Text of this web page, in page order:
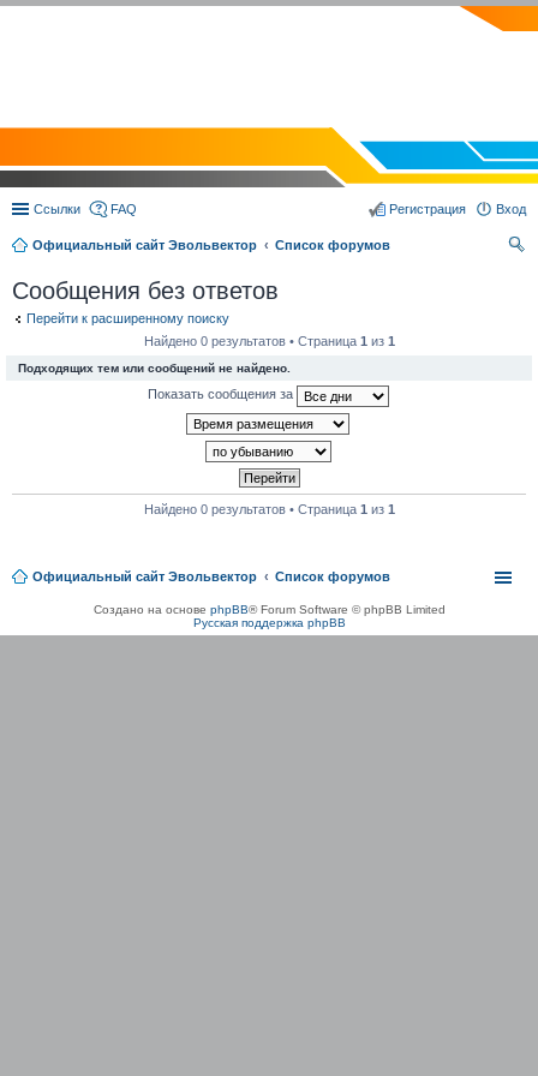
Ссылки FAQ Вход
Регистрация
Официальный сайт Эвольвектор
Список форумов
Сообщения без ответов
Перейти к расширенному поиску
Найдено 0 результатов • Страница 1 из 1
Подходящих тем или сообщений не найдено.
Показать сообщения за
Найдено 0 результатов • Страница 1 из 1
Официальный сайт Эвольвектор Список форумов
Создано на основе phpBB® Forum Software © phpBB Limited
Русская поддержка phpBB